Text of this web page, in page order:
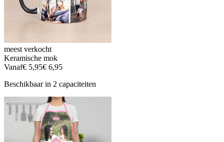
meest verkocht
Keramische mok
Vanaf€ 5,95€ 6,95
Beschikbaar in 2 capaciteiten